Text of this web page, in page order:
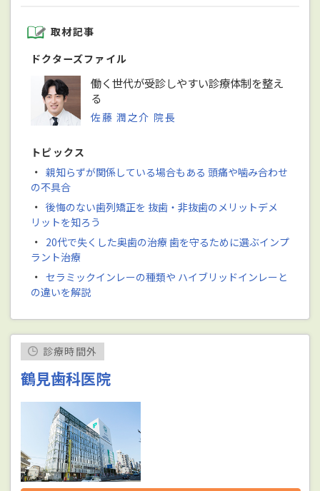
取材記事
ドクターズファイル
働く世代が受診しやすい診療体制を整え
る
佐藤 潤之介 院長
トピックス
・ 親知らずが関係している場合もある 頭痛や噛み合わせ
の不具合
・ 後悔のない歯列矯正を 抜歯・非抜歯のメリットデメ
リットを知ろう
・ 20代で失くした奥歯の治療 歯を守るために選ぶインプ
ラント治療
・ セラミックインレーの種類や ハイブリッドインレーと
の違いを解説
診療時間外
鶴見歯科医院